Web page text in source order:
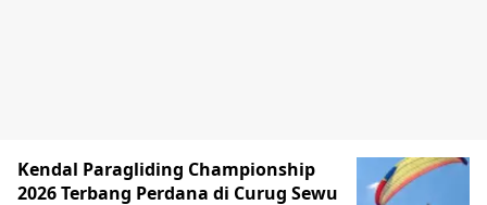
Kendal Paragliding Championship
2026 Terbang Perdana di Curug Sewu